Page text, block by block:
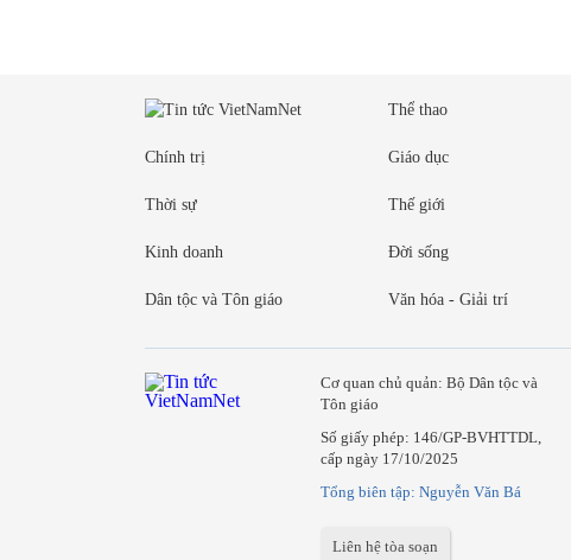
Chính trị
Thời sự
Kinh doanh
Dân tộc và Tôn giáo
Thể thao
Giáo dục
Thế giới
Đời sống
Văn hóa - Giải trí
Cơ quan chủ quản: Bộ Dân tộc và
Tôn giáo
Số giấy phép: 146/GP-BVHTTDL,
cấp ngày 17/10/2025
Tổng biên tập: Nguyễn Văn Bá
Liên hệ tòa soạn